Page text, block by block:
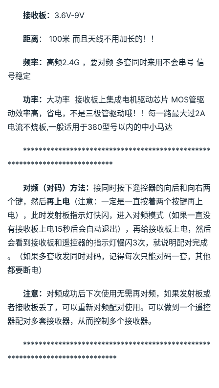
接收板： 3.6V-9V
距离： 100米 而且天线不用加长的！！
频率： 高频2.4G ，要对频 多套同时来用不会串号 信
号稳定
功率： 大功率  接收板上集成电机驱动芯片 MOS管驱
动效率高，省电，不是三极管驱动哦！！每一路最大过2A
电流不烧板,一般适用于380型号以内的中小马达
************************************************
***************************
对频（对码）方法： 接同时按下遥控器的向后和向右两
个键，然后再上电 （注意：一定是一直按着两个按键再上
电），此时发射板指示灯快闪，进入对频模式（如果一直没
有接收板上电15秒后会自动退出），再给接收板上电，然后
会看到接收板和遥控器的指示灯慢闪3次，就说明配对完成
。（如果多套收发同时对码，记得每次只能对码一套，其他
都要断电）
注意： 对频成功后下次使用无需再对频，如果发射板或
者接收板丢了，可以重新对频配对使用。可以做到一个遥控
器配对多套接收器，从而控制多个接收器。
************************************************
****************************